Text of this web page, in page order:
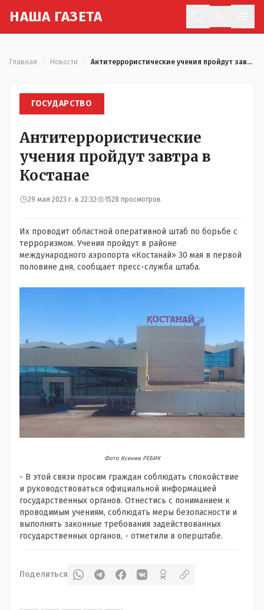
НАША ГАЗЕТА
Главная Новости Антитеррористические учения пройдут завтра в Костанае
ГОСУДАРСТВО
Антитеррористические
учения пройдут завтра в
Костанае
29 мая 2023 г. в 22:32 1528 просмотров
Их проводит областной оперативной штаб по борьбе с
терроризмом. Учения пройдут в районе
международного аэропорта «Костанай» 30 мая в первой
половине дня, сообщает пресс-служба штаба.
Фото Ксении РЕБИК
- B этой связи просим граждан соблюдать спокойствие
и руководствоваться официальной информацией
государственных органов. Отнестись с пониманием к
проводимым учениям, соблюдать меры безопасности и
выполнять законные требования задействованных
государственных органов, - отметили в оперштабе.
Поделиться